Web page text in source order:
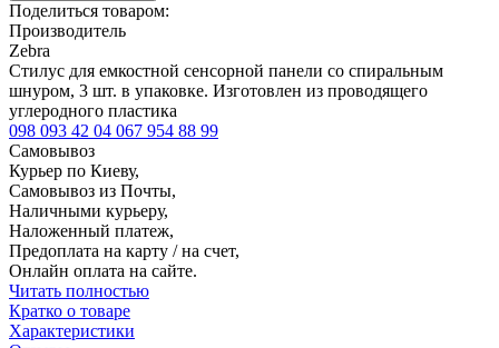
Поделиться товаром:
Производитель
Zebra
Стилус для емкостной сенсорной панели со спиральным
шнуром, 3 шт. в упаковке. Изготовлен из проводящего
углеродного пластика
098 093 42 04 067 954 88 99
Самовывоз
Курьер по Киеву,
Самовывоз из Почты,
Наличными курьеру,
Наложенный платеж,
Предоплата на карту / на счет,
Онлайн оплата на сайте.
Читать полностью
Кратко о товаре
Характеристики